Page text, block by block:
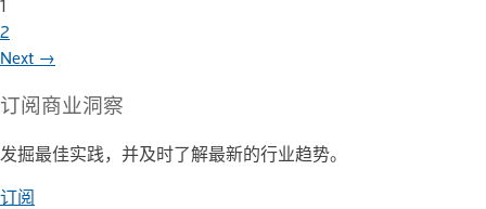
1
2
Next →
订阅商业洞察
发掘最佳实践，并及时了解最新的行业趋势。
订阅